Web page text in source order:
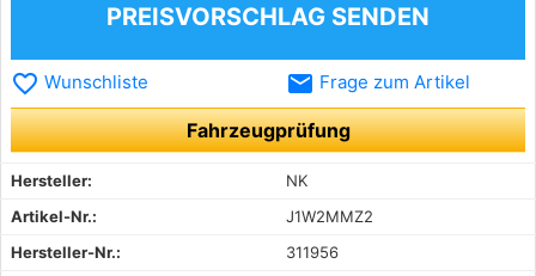
PREISVORSCHLAG SENDEN
favorite_border Wunschliste email Frage zum Artikel
Fahrzeugprüfung
Hersteller:
NK
Artikel-Nr.:
J1W2MMZ2
Hersteller-Nr.:
311956